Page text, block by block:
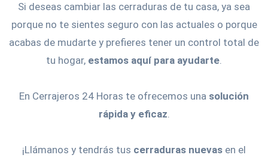
Si deseas cambiar las cerraduras de tu casa, ya sea
porque no te sientes seguro con las actuales o porque
acabas de mudarte y prefieres tener un control total de
tu hogar, estamos aquí para ayudarte.
En Cerrajeros 24 Horas te ofrecemos una solución
rápida y eficaz.
¡Llámanos y tendrás tus cerraduras nuevas en el